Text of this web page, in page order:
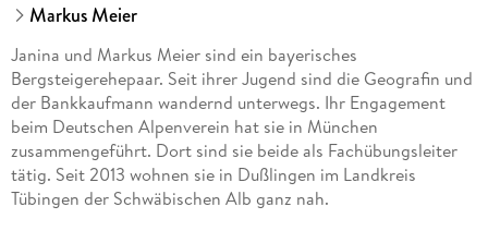
Markus Meier
Janina und Markus Meier sind ein bayerisches
Bergsteigerehepaar. Seit ihrer Jugend sind die Geografin und
der Bankkaufmann wandernd unterwegs. Ihr Engagement
beim Deutschen Alpenverein hat sie in München
zusammengeführt. Dort sind sie beide als Fachübungsleiter
tätig. Seit 2013 wohnen sie in Dußlingen im Landkreis
Tübingen der Schwäbischen Alb ganz nah.